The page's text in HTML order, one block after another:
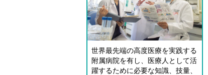
世界最先端の高度医療を実践する
附属病院を有し、医療人として活
躍するために必要な知識、技量、